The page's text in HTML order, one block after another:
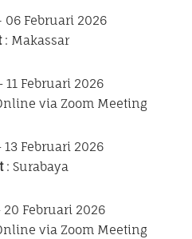
06 Februari 2026
: Makassar
11 Februari 2026
via Zoom Meeting
13 Februari 2026
: Surabaya
20 Februari 2026
via Zoom Meeting